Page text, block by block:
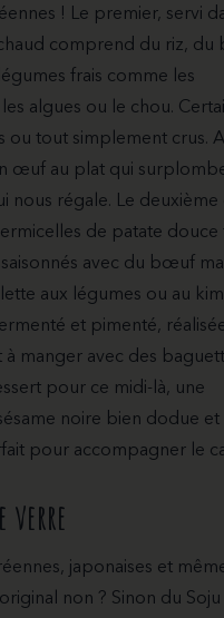
! Le premier, servi
comprend du riz,
frais comme les
algues ou le chou.
ou tout simplement crus.
œuf au plat qui
nous régale. Le deuxième
de patate douce
avec du bœuf
aux légumes ou au
et pimenté,
à manger avec des
pour ce midi-là, une
noire bien dodue et
pour accompagner le
verre
japonaises et
non ? Sinon du